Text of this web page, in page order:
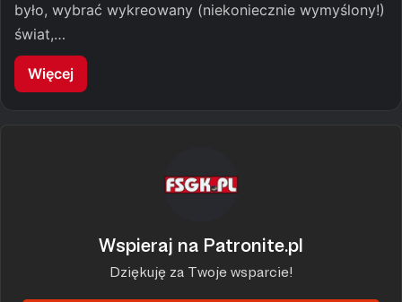
było, wybrać wykreowany (niekoniecznie wymyślony!)
świat,…
Więcej